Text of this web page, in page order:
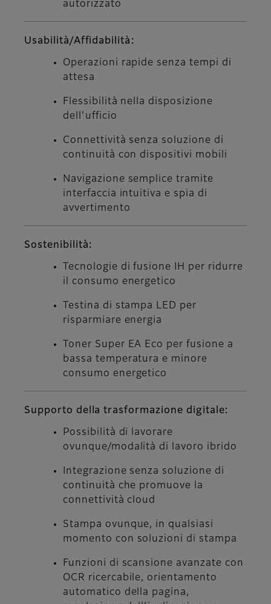
autorizzato
Usabilità/Affidabilità:
Operazioni rapide senza tempi di
attesa
Flessibilità nella disposizione
dell'ufficio
Connettività senza soluzione di
continuità con dispositivi mobili
Navigazione semplice tramite
interfaccia intuitiva e spia di
avvertimento
Sostenibilità:
Tecnologie di fusione IH per ridurre
il consumo energetico
Testina di stampa LED per
risparmiare energia
Toner Super EA Eco per fusione a
bassa temperatura e minore
consumo energetico
Supporto della trasformazione digitale:
Possibilità di lavorare
ovunque/modalità di lavoro ibrido
Integrazione senza soluzione di
continuità che promuove la
connettività cloud
Stampa ovunque, in qualsiasi
momento con soluzioni di stampa
Funzioni di scansione avanzate con
OCR ricercabile, orientamento
automatico della pagina,